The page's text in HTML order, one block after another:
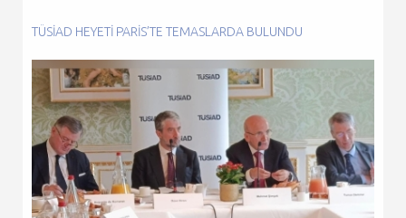
TÜSİAD HEYETI PARIS’TE TEMASLARDA BULUNDU